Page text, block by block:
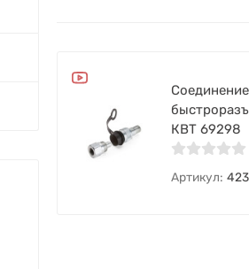
Соединение
КВТ 69298
Артикул: